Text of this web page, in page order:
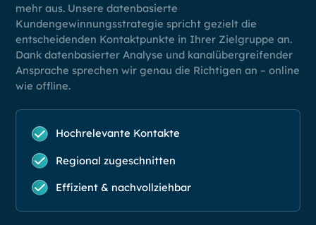
mehr aus. Unsere datenbasierte
Kundengewinnungsstrategie spricht gezielt die
entscheidenden Kontaktpunkte in Ihrer Zielgruppe an.
Dank datenbasierter Analyse und kanalübergreifender
Ansprache sprechen wir genau die Richtigen an – online
wie offline.
Hochrelevante Kontakte
Regional zugeschnitten
Effizient & nachvollziehbar